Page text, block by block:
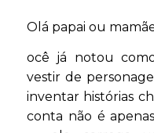
Olá papai ou
ocê já notou
vestir de
inventar histórias
conta não é